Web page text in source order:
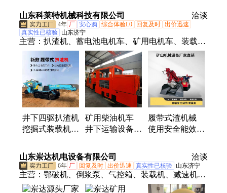
动装载机
触动装置
山东科莱特机械科技有限公司 洽谈
4年 厂 安心购 综合体验L0 回复及时 出价迅速
真实性已核验 山东济宁
主营： 扒渣机、蓄电池电机车、矿用电机车、装载
井下四驱扒渣机
挖掘式装载机
全环保 厂家支
持供应
矿用柴油机车
井下运输设备
操作简单
履带式渣机械
使用安全能效小
山东岽达机电设备有限公司 洽谈
6年 厂 回复及时 出价迅速 真实性已核验 山东济宁
主营： 鄂破机、倒浆泵、气控箱、装载机、减速机、
钢丝带、罐道轮、瓷溜槽、喷浆机、取样器、普棉